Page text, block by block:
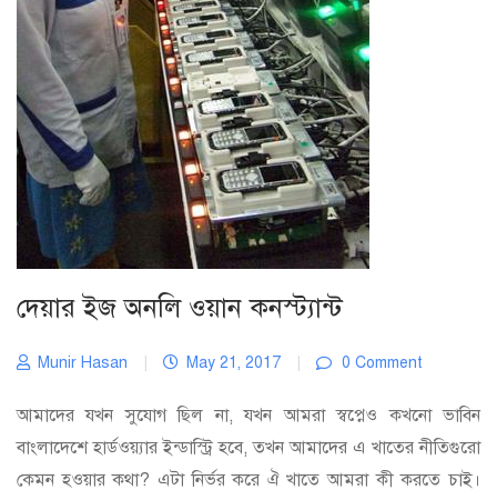
দেয়ার ইজ অনলি ওয়ান কনস্ট্যান্ট
Munir Hasan May 21, 2017 0 Comment
আমাদের যখন সুযোগ ছিল না, যখন আমরা স্বপ্নেও কখনো ভাবিন
বাংলাদেশে হার্ডওয়্যার ইন্ডাস্ট্রি হবে, তখন আমাদের এ খাতের নীতিগুরো
কেমন হওয়ার কথা? এটা নির্ভর করে ঐ খাতে আমরা কী করতে চাই।